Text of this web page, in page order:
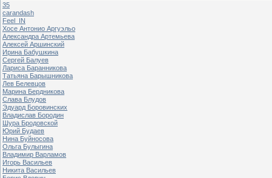
35
carandash
Feel_IN
Хосе Антонио Аргуэльо
Александра Артемьева
Алексей Аршинский
Ирина Бабушкина
Сергей Балуев
Лариса Баранникова
Татьяна Барышникова
Лев Белевцов
Марина Бердникова
Слава Блудов
Эдуард Боровинских
Владислав Бородин
Шура Бродовской
Юрий Будаев
Нина Буйносова
Ольга Булыгина
Владимир Варламов
Игорь Васильев
Никита Васильев